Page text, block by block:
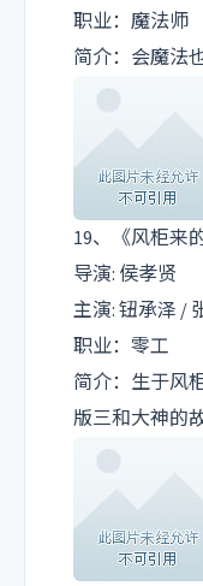
职业：魔法师
简介：会魔法
19、《风柜来
导演: 侯孝贤
主演: 钮承泽 /
职业：零工
简介：生于风
版三和大神的